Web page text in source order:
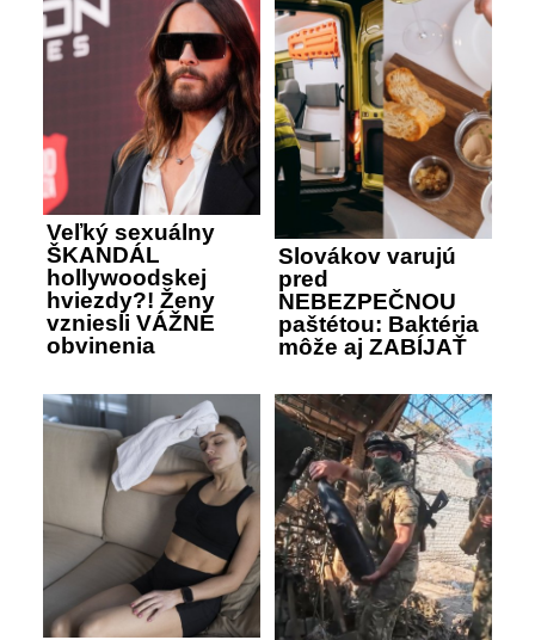
Veľký sexuálny
ŠKANDÁL
hollywoodskej
hviezdy?! Ženy
vzniesli VÁŽNE
obvinenia
Slovákov varujú
pred
NEBEZPEČNOU
paštétou: Baktéria
môže aj ZABÍJAŤ